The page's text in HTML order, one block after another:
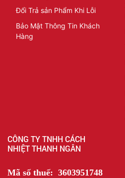
Đổi Trả sản Phẩm Khi Lỗi
Bảo Mật Thông Tin Khách
Hàng
CÔNG TY TNHH CÁCH
NHIỆT THANH NGÂN
Mã số thuế: 3603951748